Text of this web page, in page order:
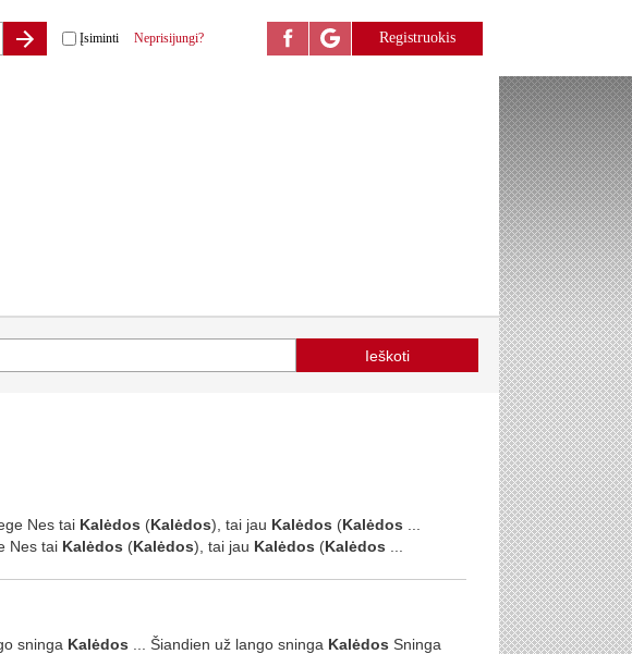
Įsiminti Neprisijungi? Registruokis
Nes tai Kalėdos (Kalėdos), tai jau Kalėdos (Kalėdos
Nes tai Kalėdos (Kalėdos), tai jau Kalėdos (Kalėdos
sninga Kalėdos ... Šiandien už lango sninga Kalėdos Sninga